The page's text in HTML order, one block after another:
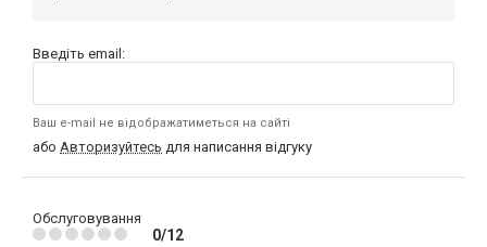
Введіть email:
Ваш e-mail не відображатиметься на сайті
або Авторизуйтесь для написання відгуку
Обслуговування
0/12